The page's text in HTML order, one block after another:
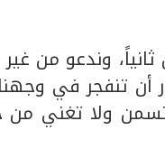
وندعو من
تنفجر في
ولا تغني من